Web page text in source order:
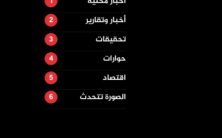
أخبار وتقارير
تحقيقات
حوارات
اقتصاد
الصورة تتحدث